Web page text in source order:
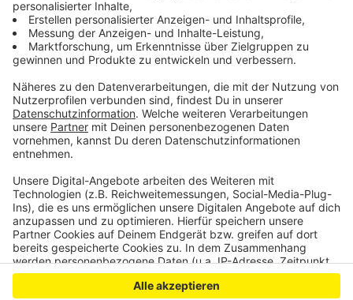
Anzeige
Burscheider Str.178
15:00 - 19:30 Uhr
Anzeige
Anzeige